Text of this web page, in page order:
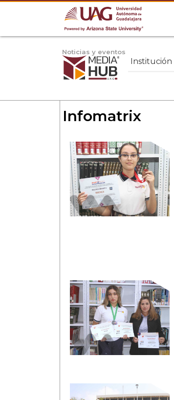
Noticias y eventos
Institución
Infomatrix